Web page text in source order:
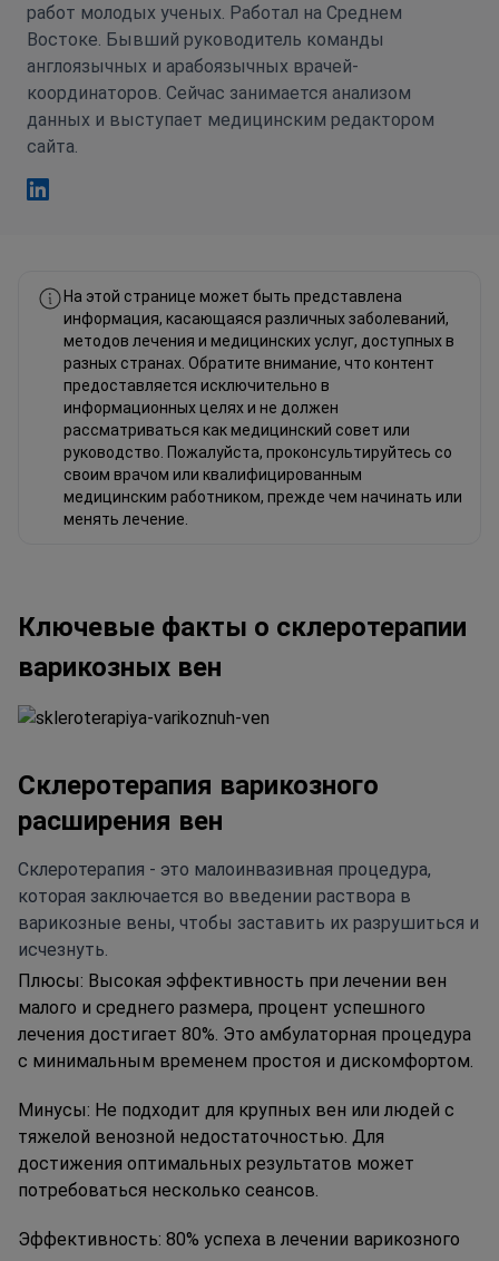
работ молодых ученых. Работал на Среднем
Востоке. Бывший руководитель команды
англоязычных и арабоязычных врачей-
координаторов. Сейчас занимается анализом
данных и выступает медицинским редактором
сайта.
На этой странице может быть представлена
информация, касающаяся различных заболеваний,
методов лечения и медицинских услуг, доступных в
разных странах. Обратите внимание, что контент
предоставляется исключительно в
информационных целях и не должен
рассматриваться как медицинский совет или
руководство. Пожалуйста, проконсультируйтесь со
своим врачом или квалифицированным
медицинским работником, прежде чем начинать или
менять лечение.
Ключевые факты о склеротерапии
варикозных вен
Склеротерапия варикозного
расширения вен
Склеротерапия - это малоинвазивная процедура,
которая заключается во введении раствора в
варикозные вены, чтобы заставить их разрушиться и
исчезнуть.
Плюсы: Высокая эффективность при лечении вен
малого и среднего размера, процент успешного
лечения достигает 80%. Это амбулаторная процедура
с минимальным временем простоя и дискомфортом.
Минусы: Не подходит для крупных вен или людей с
тяжелой венозной недостаточностью. Для
достижения оптимальных результатов может
потребоваться несколько сеансов.
Эффективность: 80% успеха в лечении варикозного